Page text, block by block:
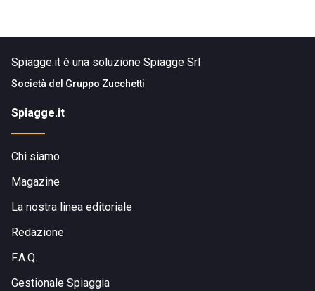
Spiagge.it è una soluzione Spiagge Srl
Società del Gruppo Zucchetti
Spiagge.it
Chi siamo
Magazine
La nostra linea editoriale
Redazione
F.A.Q.
Gestionale Spiaggia